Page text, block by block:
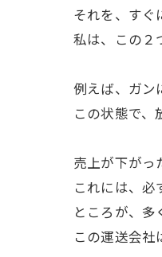
それを、すぐ
私は、この２
例えば、ガン
この状態で、
売上が下がっ
これには、必
ところが、多
この運送会社